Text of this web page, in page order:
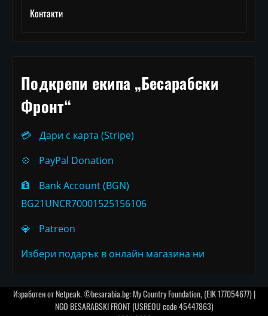
Контакти
Подкрепи екипа „Бесарабски
Фронт“
💳
Дари с карта (Stripe)
💠
PayPal Donation
🏦
Bank Account (BGN)
BG21UNCR70001525156106
💎
Patreon
Избери подарък в онлайн магазина ни
Изработен отNetpeak. ©besarabia.bg: My Country Foundation, (EIK 177054677) |
NGO BESARABSKI FRONT (USREOU code 45447863)